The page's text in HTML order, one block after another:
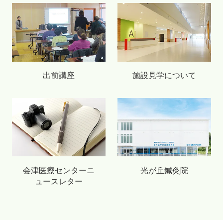
出前講座 施設見学について
会津医療センターニ
ュースレター
光が丘鍼灸院